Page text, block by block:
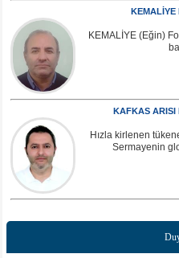
KEMALİYE (Eğin)
KAFKAS ARISI
Hızla kirlenen
Sermayenin